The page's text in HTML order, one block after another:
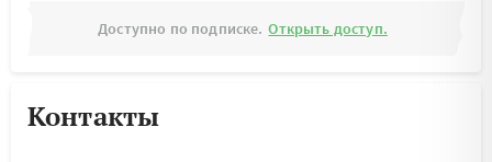
Доступно по подписке. Открыть доступ.
Контакты